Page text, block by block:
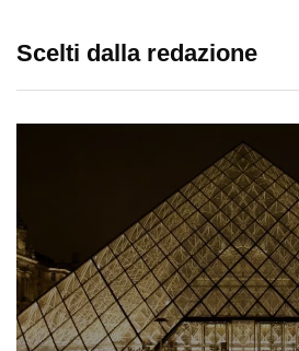
Scelti dalla redazione